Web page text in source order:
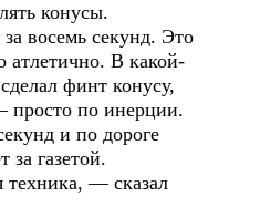
конусы.
восемь секунд. Это
атлетично. В какой-
финт конусу,
просто по инерции.
и по дороге
за газетой.
— сказал